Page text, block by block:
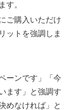
す。
ご購入いただけ
ットを強調しま
ーンです」「今
ます」と強調す
めなければ」と